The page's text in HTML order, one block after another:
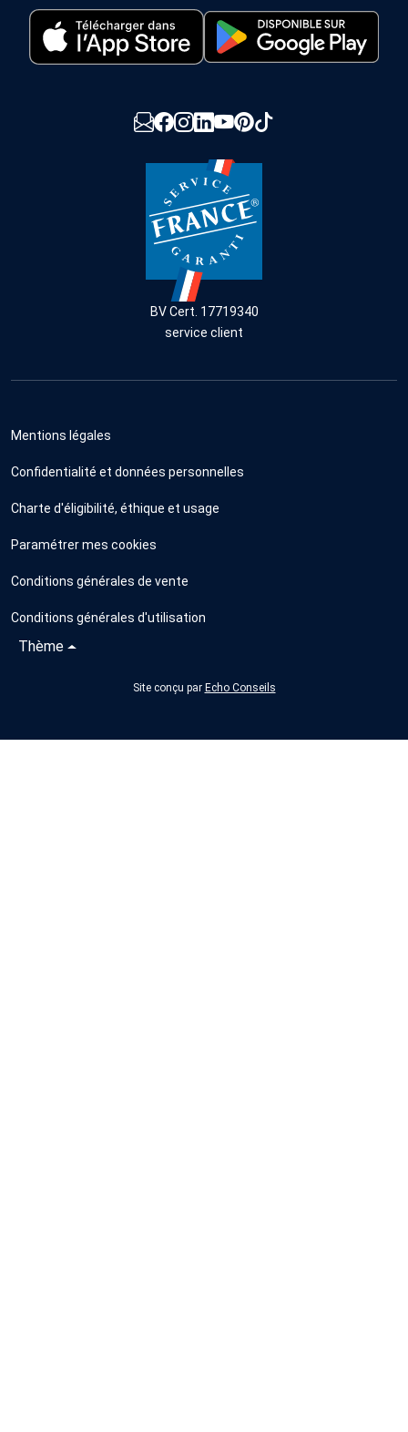
BV Cert. 17719340
service client
Mentions légales
Confidentialité et données personnelles
Charte d'éligibilité, éthique et usage
Paramétrer mes cookies
Conditions générales de vente
Conditions générales d'utilisation
Thème
Site conçu par Echo Conseils